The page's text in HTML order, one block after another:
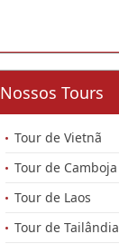
Nossos Tours
Tour de Vietnã
Tour de Camboja
Tour de Laos
Tour de Tailândia